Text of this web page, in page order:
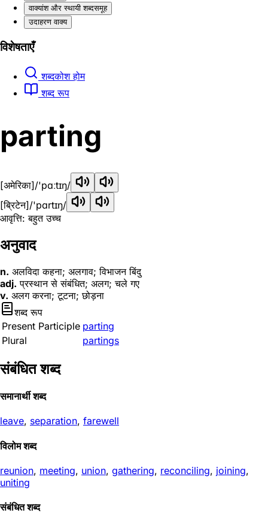
वाक्यांश और स्थायी शब्दसमूह
उदाहरण वाक्य
विशेषताएँ
शब्दकोश होम
शब्द रूप
parting
[अमेरिका]/'pɑːtɪŋ/
[ब्रिटेन]/'pɑrtɪŋ/
आवृत्ति: बहुत उच्च
अनुवाद
n. अलविदा कहना; अलगाव; विभाजन बिंदु
adj. प्रस्थान से संबंधित; अलग; चले गए
v. अलग करना; टूटना; छोड़ना
शब्द रूप
Present Participle parting
Plural
partings
संबंधित शब्द
समानार्थी शब्द
leave, separation, farewell
विलोम शब्द
reunion, meeting, union, gathering, reconciling, joining,
uniting
संबंधित शब्द